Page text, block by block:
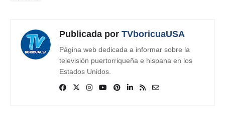
Publicada por TVboricuaUSA
Página web dedicada a informar sobre la
televisión puertorriqueña e hispana en los
Estados Unidos.